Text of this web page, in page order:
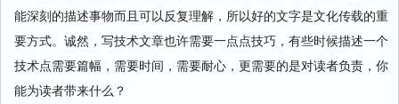
能深刻的描述事物而且可以反复理解，所以好的文字是文化传载的重
要方式。诚然，写技术文章也许需要一点点技巧，有些时候描述一个
技术点需要篇幅，需要时间，需要耐心，更需要的是对读者负责，你
能为读者带来什么？